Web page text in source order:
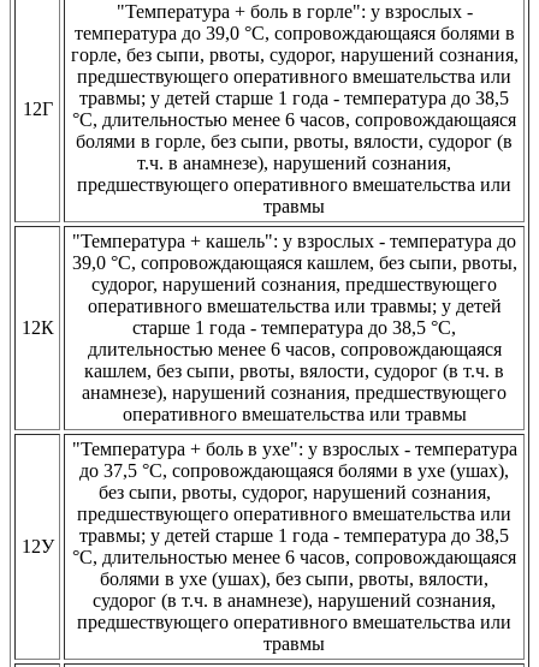
12Г
"Температура + боль в горле": у взрослых -
температура до 39,0 °С, сопровождающаяся болями в
горле, без сыпи, рвоты, судорог, нарушений сознания,
предшествующего оперативного вмешательства или
травмы; у детей старше 1 года - температура до 38,5
°С, длительностью менее 6 часов, сопровождающаяся
болями в горле, без сыпи, рвоты, вялости, судорог (в
т.ч. в анамнезе), нарушений сознания,
предшествующего оперативного вмешательства или
травмы
12К
"Температура + кашель": у взрослых - температура до
39,0 °С, сопровождающаяся кашлем, без сыпи, рвоты,
судорог, нарушений сознания, предшествующего
оперативного вмешательства или травмы; у детей
старше 1 года - температура до 38,5 °С,
длительностью менее 6 часов, сопровождающаяся
кашлем, без сыпи, рвоты, вялости, судорог (в т.ч. в
анамнезе), нарушений сознания, предшествующего
оперативного вмешательства или травмы
12У
"Температура + боль в ухе": у взрослых - температура
до 37,5 °С, сопровождающаяся болями в ухе (ушах),
без сыпи, рвоты, судорог, нарушений сознания,
предшествующего оперативного вмешательства или
травмы; у детей старше 1 года - температура до 38,5
°С, длительностью менее 6 часов, сопровождающаяся
болями в ухе (ушах), без сыпи, рвоты, вялости,
судорог (в т.ч. в анамнезе), нарушений сознания,
предшествующего оперативного вмешательства или
травмы